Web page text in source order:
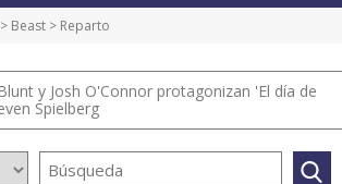
Beast > Reparto
y Josh O'Connor protagonizan 'El día de
Spielberg